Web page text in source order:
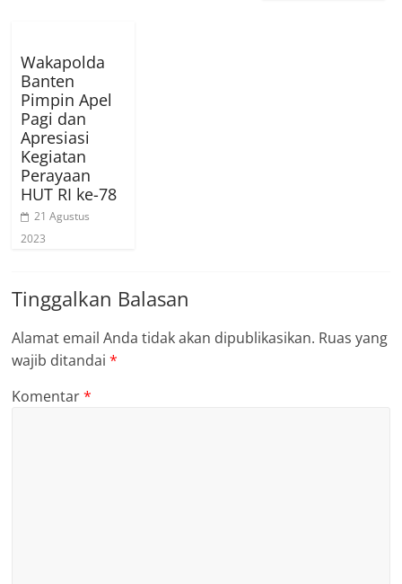
Wakapolda
Banten
Pimpin Apel
Pagi dan
Apresiasi
Kegiatan
Perayaan
HUT RI ke-78
21 Agustus
2023
Tinggalkan Balasan
Alamat email Anda tidak akan dipublikasikan. Ruas yang
wajib ditandai*
Komentar*